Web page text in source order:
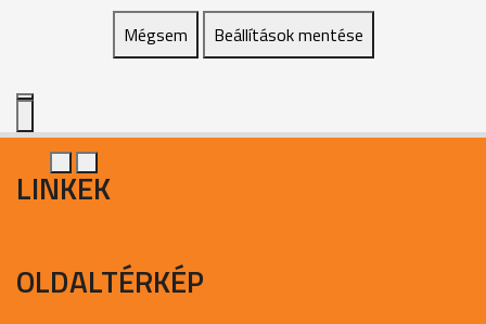
Mégsem Beállítások mentése
LINKEK
OLDALTÉRKÉP